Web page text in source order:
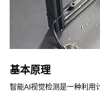
基本原理
智能AI视觉检测是一种利用